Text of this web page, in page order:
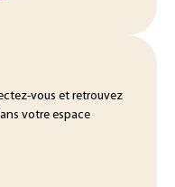
vous et retrouvez
votre espace